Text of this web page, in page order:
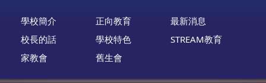
學校簡介 正向教育
最新消息
校長的話
學校特色
STREAM教育
家教會
舊生會